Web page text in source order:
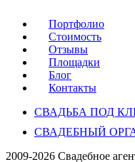
Портфолио
Стоимость
Отзывы
Площадки
Блог
Контакты
СВАДЬБА ПОД
СВАДЕБНЫЙ
2009-2026 Свадебное